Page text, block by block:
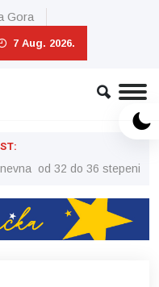
Gora
7 Aug. 2026.
od 32 do 36 stepeni